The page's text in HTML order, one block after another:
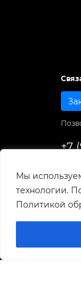
Мы
технологии.
Политикой
+7